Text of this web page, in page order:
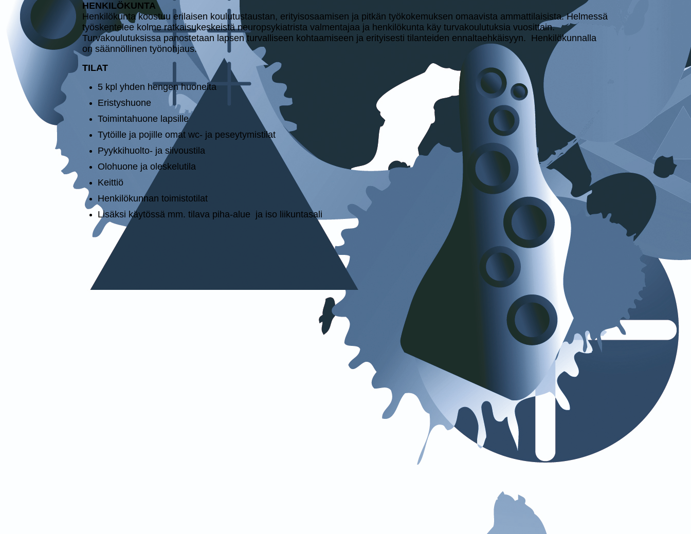
HEN­KI­LÖ­KUN­TA
Hen­ki­lö­kun­ta koostuu erilaisen kou­lu­tus­taus­tan, eri­tyis­osaa­mi­sen ja pitkän työ­ko­ke­muk­sen omaavista am­mat­ti­lai­sis­ta. Helmessä
työskentelee kolme ratkaisukeskeistä neuropsykiatrista valmentajaa ja henkilökunta käy turvakoulutuksia vuosittain.
Turvakoulutuksissa panostetaan lapsen turvalliseen kohtaamiseen ja erityisesti tilanteiden ennaltaehkäisyyn. Hen­ki­lö­kun­nal­la
on sään­nöl­li­nen työ­noh­jaus.
TILAT
5 kpl yhden hengen huoneita
Eristyshuone
Toimintahuone lapsille
Tytöille ja pojille omat wc- ja pe­sey­ty­mis­ti­lat
Pyyk­ki­huol­to- ja sii­vous­ti­la
Olohuone ja oles­ke­lu­ti­la
Keittiö
Hen­ki­lö­kun­nan toi­mis­to­ti­lat
Lisäksi käytössä mm. tilava piha-alue ja iso lii­kun­ta­sa­li